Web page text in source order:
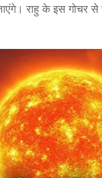
राहु के इस गोचर से